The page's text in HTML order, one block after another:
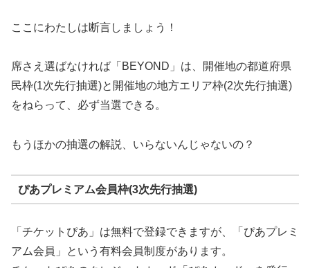
ここにわたしは断言しましょう！
席さえ選ばなければ「BEYOND」は、開催地の都道府県
民枠(1次先行抽選)と開催地の地方エリア枠(2次先行抽選)
をねらって、必ず当選できる。
もうほかの抽選の解説、いらないんじゃないの？
ぴあプレミアム会員枠(3次先行抽選)
「チケットぴあ」は無料で登録できますが、「ぴあプレミ
アム会員」という有料会員制度があります。